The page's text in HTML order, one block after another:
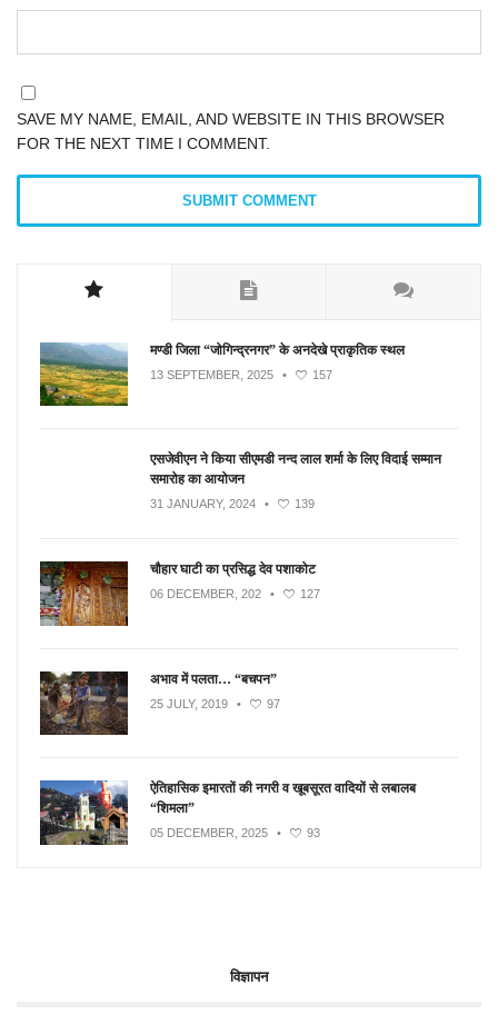
SAVE MY NAME, EMAIL, AND WEBSITE IN THIS BROWSER
FOR THE NEXT TIME I COMMENT.
मण्डी जिला “जोगिन्द्रनगर” के अनदेखे प्राकृतिक स्थल
13 SEPTEMBER, 2025 • 157
एसजेवीएन ने किया सीएमडी नन्‍द लाल शर्मा के लिए विदाई सम्मान
समारोह का आयोजन
31 JANUARY, 2024 • 139
चौहार घाटी का प्रसिद्ध देव पशाकोट
06 DECEMBER, 202 • 127
अभाव में पलता… “बचपन”
25 JULY, 2019 • 97
ऐतिहासिक इमारतों की नगरी व खूबसूरत वादियों से लबालब
“शिमला”
05 DECEMBER, 2025 • 93
विज्ञापन